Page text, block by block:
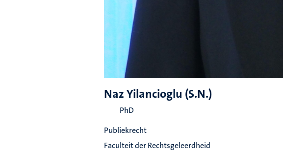
Naz Yilancioglu (S.N.)
PhD
Publiekrecht
Faculteit der Rechtsgeleerdheid